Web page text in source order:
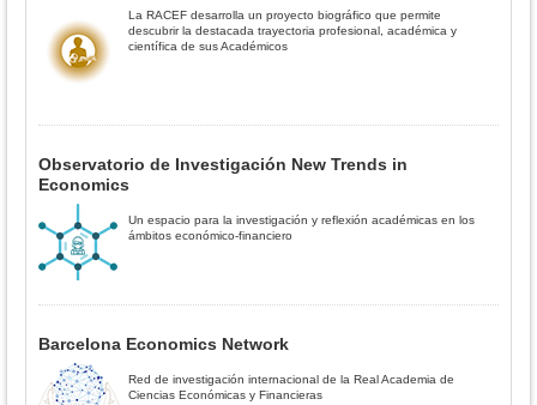
La RACEF desarrolla un proyecto biográfico que permite
descubrir la destacada trayectoria profesional, académica y
científica de sus Académicos
Observatorio de Investigación New Trends in
Economics
Un espacio para la investigación y reflexión académicas en los
ámbitos económico-financiero
Barcelona Economics Network
Red de investigación internacional de la Real Academia de
Ciencias Económicas y Financieras